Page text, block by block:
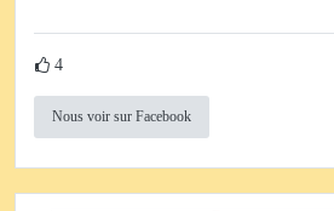
4
Nous voir sur Facebook